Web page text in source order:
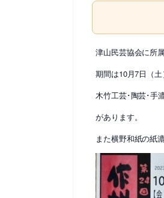
津山民芸協会に所
期間は10月7日（
木竹工芸･陶芸･手
があります。
また横野和紙の紙